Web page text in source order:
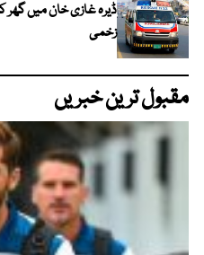
زخمی
مقبول ترین خبریں